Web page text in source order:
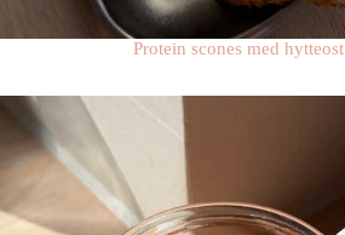
Protein scones med hytteost